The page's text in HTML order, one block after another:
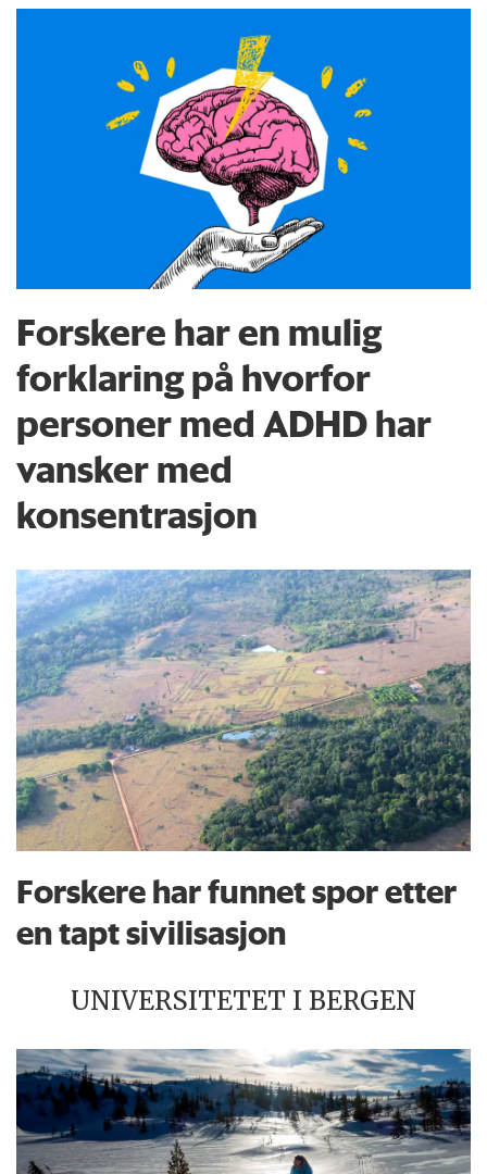
Forskere har en mulig
forklaring på hvorfor
personer med ADHD har
vansker med
konsentrasjon
Forskere har funnet spor etter
en tapt sivilisasjon
UNIVERSITETET I BERGEN